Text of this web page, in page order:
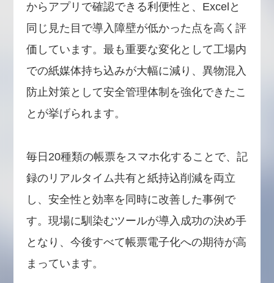
からアプリで確認できる利便性と、Excelと
同じ見た目で導入障壁が低かった点を高く評
価しています。最も重要な変化として工場内
での紙媒体持ち込みが大幅に減り、異物混入
防止対策として安全管理体制を強化できたこ
とが挙げられます。
毎日20種類の帳票をスマホ化することで、記
録のリアルタイム共有と紙持込削減を両立
し、安全性と効率を同時に改善した事例で
す。現場に馴染むツールが導入成功の決め手
となり、今後すべて帳票電子化への期待が高
まっています。